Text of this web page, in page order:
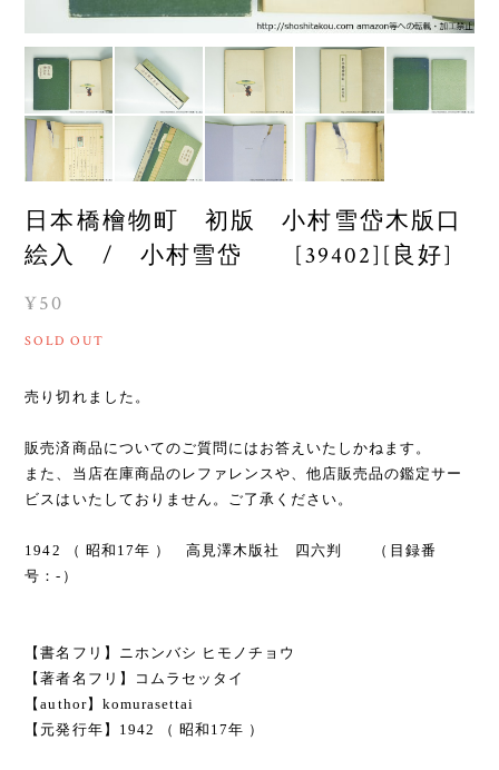
日本橋檜物町 初版 小村雪岱木版口
絵入 / 小村雪岱 [39402][良好]
¥50
SOLD OUT
売り切れました。
販売済商品についてのご質問にはお答えいたしかねます。
また、当店在庫商品のレファレンスや、他店販売品の鑑定サー
ビスはいたしておりません。ご了承ください。
1942 （ 昭和17年 ） 高見澤木版社 四六判 （目録番
号：-）
【書名フリ】ニホンバシ ヒモノチョウ
【著者名フリ】コムラセッタイ
【author】komurasettai
【元発行年】1942 （ 昭和17年 ）